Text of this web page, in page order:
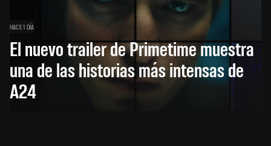
HACE 1 DÍA
El nuevo trailer de Primetime muestra
una de las historias más intensas de
A24